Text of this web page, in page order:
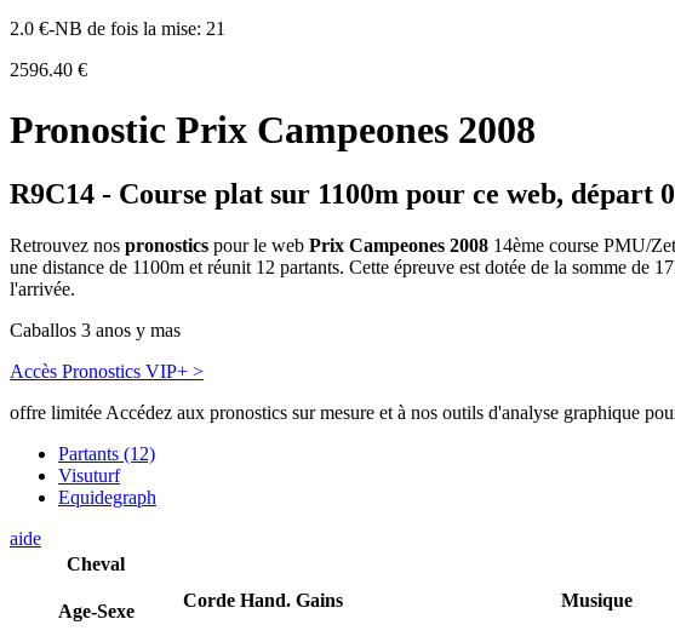
2.0 €-NB de fois la mise: 21
2596.40 €
Pronostic Prix Campeones 2008
R9C14 - Course plat sur 1100m pour ce web, départ
Retrouvez nos pronostics pour le web Prix Campeones 2008 14ème course PMU/
une distance de 1100m et réunit 12 partants. Cette épreuve est dotée de la somme de
l'arrivée.
Caballos 3 anos y mas
Accès Pronostics VIP+ >
offre limitée Accédez aux pronostics sur mesure et à nos outils d'analyse graphique
Partants (12)
Visuturf
Equidegraph
aide
Cheval
Age-Sexe
Corde Hand. Gains Musique